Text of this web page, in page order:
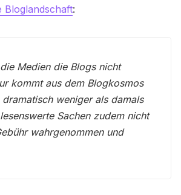
Bloglandschaft:
Medien die Blogs nicht
kommt aus dem Blogkosmos
weniger als damals
Sachen zudem nicht
wahrgenommen und